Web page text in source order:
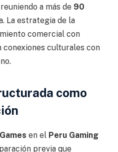
a más de 90
La estrategia de la
comercial con
conexiones culturales con
como
en el Peru Gaming
previa que